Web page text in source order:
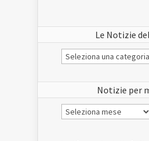
Le Notizie
Le
Notizie
Notizie per
Notizie
per